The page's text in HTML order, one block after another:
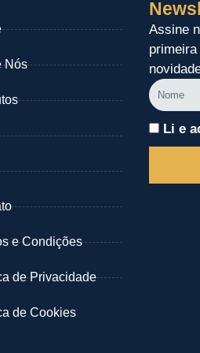
Nós
e Condições
de Privacidade
de Cookies
Assine
Nome
Li e